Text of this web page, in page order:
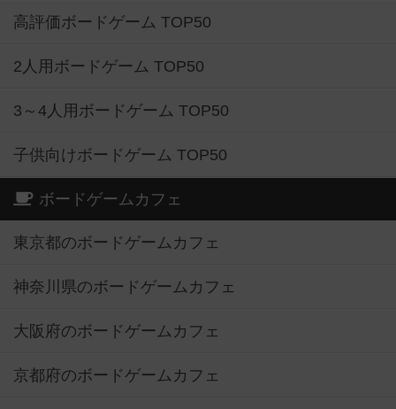
高評価ボードゲーム TOP50
2人用ボードゲーム TOP50
3～4人用ボードゲーム TOP50
子供向けボードゲーム TOP50
ボードゲームカフェ
東京都のボードゲームカフェ
神奈川県のボードゲームカフェ
大阪府のボードゲームカフェ
京都府のボードゲームカフェ